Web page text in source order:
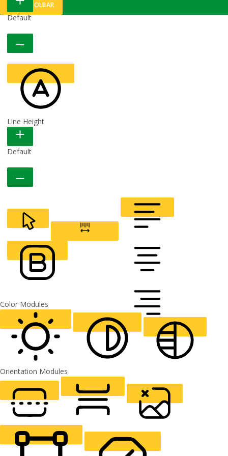
HIDE TOOLBAR
Default
READABLE FONT
Line Height
Default
CURSOR
ALIGN TEXT
FONT WEIGHT
Color Modules
LIGHT CONTRAST HIGH CONTRAST
Orientation Modules
READING LINE READING MASK HIDE IMAGES